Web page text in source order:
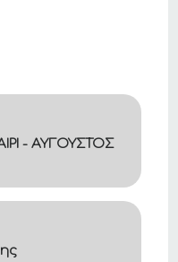
- ΑΥΓΟΥΣΤΟΣ